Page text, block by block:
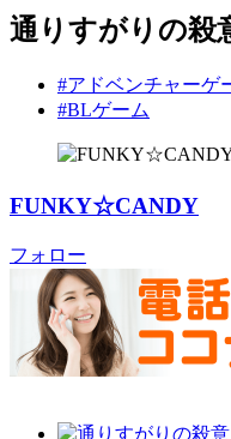
通りすがりの殺
#アドベンチャーゲ
#BLゲーム
FUNKY☆CANDY
フォロー